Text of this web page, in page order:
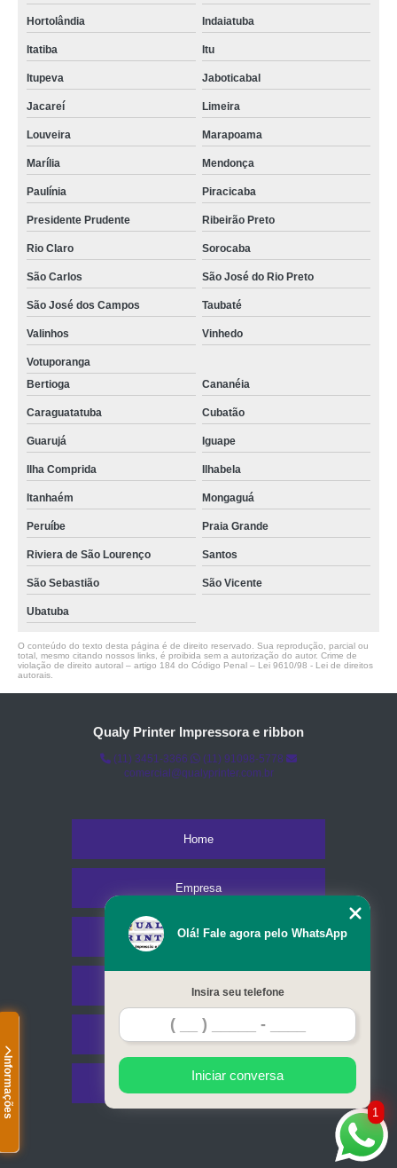
Informações
Hortolândia Indaiatuba
Itatiba Itu
Itupeva Jaboticabal
Jacareí Limeira
Louveira Marapoama
Marília Mendonça
Paulínia Piracicaba
Presidente Prudente Ribeirão Preto
Rio Claro Sorocaba
São Carlos São José do Rio Preto
São José dos Campos Taubaté
Valinhos Vinhedo
Votuporanga
Bertioga
Cananéia
Caraguatatuba Cubatão
Guarujá Iguape
Ilha Comprida Ilhabela
Itanhaém Mongaguá
Peruíbe Praia Grande
Riviera de São Lourenço Santos
São Sebastião São Vicente
Ubatuba
O conteúdo do texto desta página é de direito reservado. Sua reprodução, parcial ou
total, mesmo citando nossos links, é proibida sem a autorização do autor. Crime de
violação de direito autoral – artigo 184 do Código Penal – Lei 9610/98 - Lei de direitos
autorais
Qualy Printer Impressora e ribbon
(11) 3451-3366
(11) 91098-5778
comercial@qualyprinter.com.br
Home
Empresa
Missão
Serviços
Contato
Mapa do site
1
Olá! Fale agora pelo WhatsApp
Insira seu telefone
Iniciar conversa